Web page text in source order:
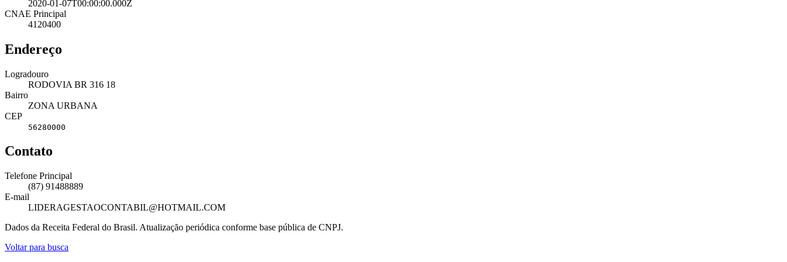
2020-01-07T00:00:00.000Z
CNAE Principal
4120400
Endereço
Logradouro
RODOVIA BR 316 18
Bairro
ZONA URBANA
CEP
56280000
Contato
Telefone Principal
(87) 91488889
E-mail
LIDERAGESTAOCONTABIL@HOTMAIL.COM
Dados da Receita Federal do Brasil. Atualização periódica conforme base pública de CNPJ.
Voltar para busca